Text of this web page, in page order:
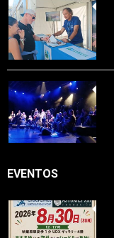
EVENTOS